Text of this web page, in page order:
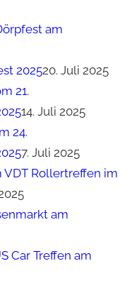
am
202520. Juli 2025
21.
14. Juli 2025
24.
7. Juli 2025
Rollertreffen im
am
Car Treffen am